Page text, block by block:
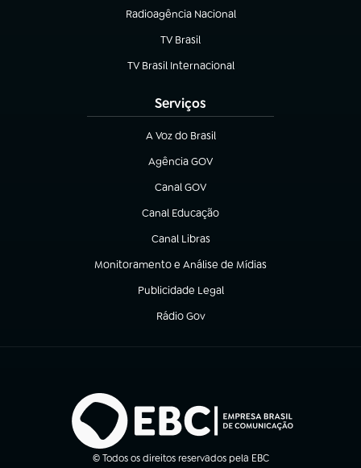
Radioagência Nacional
(abre em nova aba)
TV Brasil
(abre em nova aba)
TV Brasil Internacional
(abre em nova aba)
Serviços
A Voz do Brasil
(abre em nova aba)
Agência GOV
(abre em nova aba)
Canal GOV
(abre em nova aba)
Canal Educação
(abre em nova aba)
Canal Libras
(abre em nova aba)
Monitoramento e Análise de Mídias
(abre em nova aba)
Publicidade Legal
(abre em nova aba)
Rádio Gov
(abre em nova aba)
© Todos os direitos reservados pela EBC